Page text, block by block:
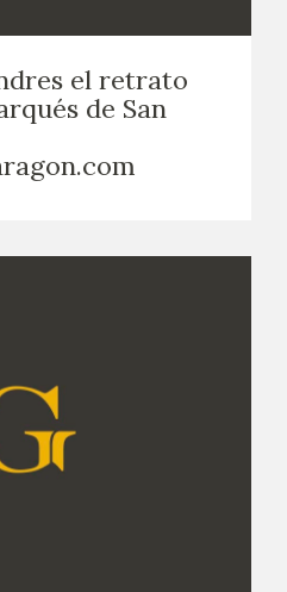
el retrato
de San